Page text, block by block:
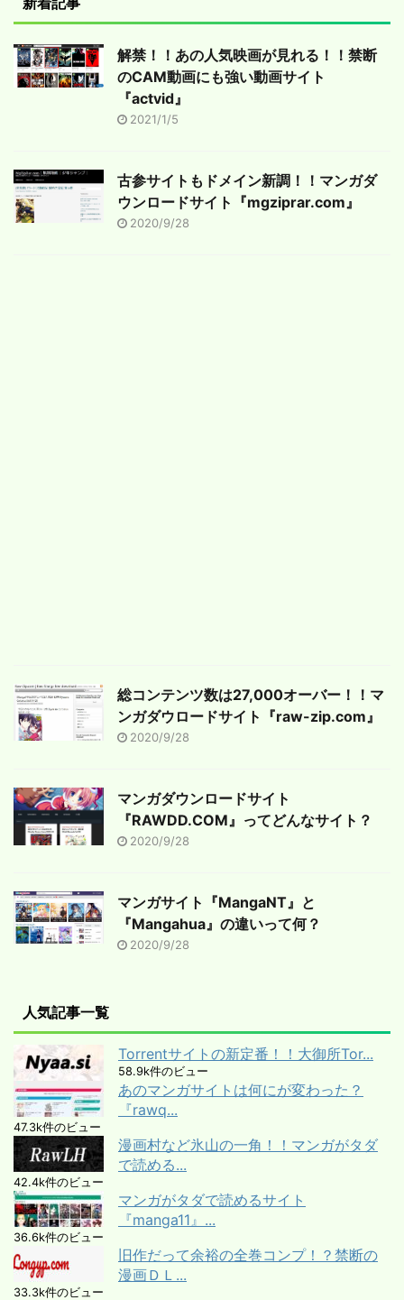
解禁！！あの人気映画が見れる！！禁断
のCAM動画にも強い動画サイト
『actvid』
2021/1/5
古参サイトもドメイン新調！！マンガダ
ウンロードサイト『mgziprar.com』
2020/9/28
総コンテンツ数は27,000オーバー！！マ
ンガダウロードサイト『raw-zip.com』
2020/9/28
マンガダウンロードサイト
『RAWDD.COM』ってどんなサイト？
2020/9/28
マンガサイト『MangaNT』と
『Mangahua』の違いって何？
2020/9/28
人気記事一覧
Torrentサイトの新定番！！大御所Tor...
58.9k件のビュー
あのマンガサイトは何にが変わった？
『rawq...
47.3k件のビュー
漫画村など氷山の一角！！マンガがタダ
で読める...
42.4k件のビュー
マンガがタダで読めるサイト
『manga11』...
36.6k件のビュー
旧作だって余裕の全巻コンプ！？禁断の
漫画ＤＬ...
33.3k件のビュー